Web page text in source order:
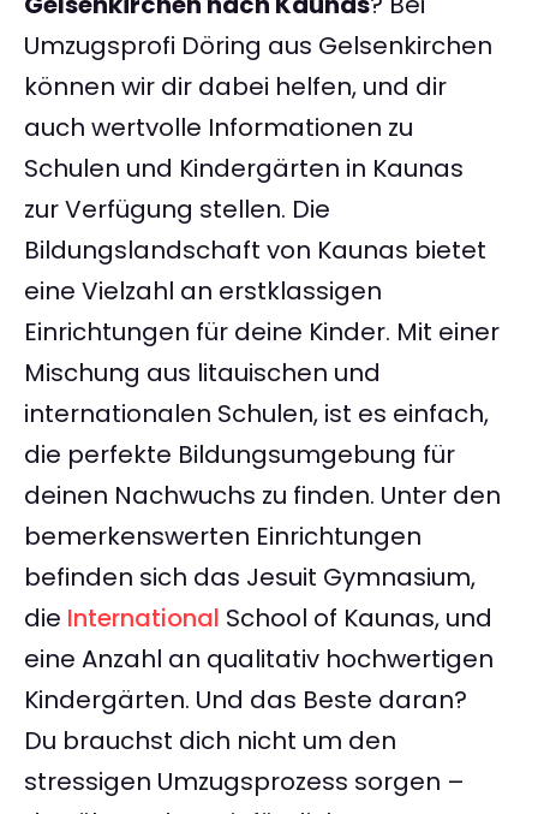
Umzugsprofi Döring aus Gelsenkirchen
können wir dir dabei helfen, und dir
auch wertvolle Informationen zu
Schulen und Kindergärten in Kaunas
zur Verfügung stellen. Die
Bildungslandschaft von Kaunas bietet
eine Vielzahl an erstklassigen
Einrichtungen für deine Kinder. Mit einer
Mischung aus litauischen und
internationalen Schulen, ist es einfach,
die perfekte Bildungsumgebung für
deinen Nachwuchs zu finden. Unter den
bemerkenswerten Einrichtungen
befinden sich das Jesuit Gymnasium,
die International School of Kaunas, und
eine Anzahl an qualitativ hochwertigen
Kindergärten. Und das Beste daran?
Du brauchst dich nicht um den
stressigen Umzugsprozess sorgen –